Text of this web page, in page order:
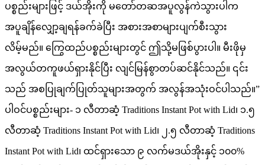
ပစ္စည်းများဖြင့် ဒယ်အိုးကို မတော်တဆအပူလွန်ကဲသွားပါက
အပူချိန်လျှော့ချရန်ခက်ခဲပြီး အစားအစာများပျက်စီးသွား
လိမ့်မည်။ ကြွေထည်ပစ္စည်းများတွင် ဤသို့မဖြစ်ပွားပါ။ မီးဖိုမှ
အလွယ်တကူဖယ်ရှားနိုင်ပြီး လျင်မြန်စွာတပ်ဆင်နိုင်သည်။ ၎င်း
သည် အစပြုချက်ပြုတ်သူများအတွက် အလွန်အသုံးဝင်ပါသည်။”
ပါဝင်ပစ္စည်းများ- ၁ လီတာဆံ့ Traditions Instant Pot with Lid၊ ၁.၅
လီတာဆံ့ Traditions Instant Pot with Lid၊ ၂.၅ လီတာဆံ့ Traditions
Instant Pot with Lid၊ ထင်ရှားသော ၉ လက်မဒယ်အိုးနှင့် ၁၀၀%